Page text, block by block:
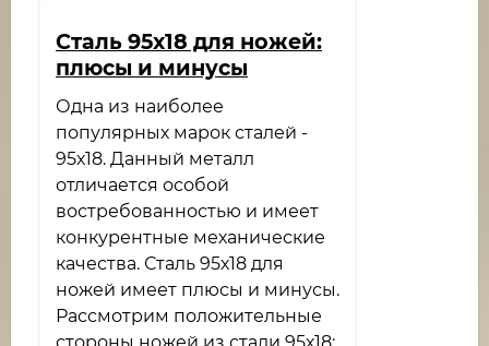
​Сталь 95х18 для ножей:
плюсы и минусы
Одна из наиболее
популярных марок сталей -
95х18. Данный металл
отличается особой
востребованностью и имеет
конкурентные механические
качества. Сталь 95х18 для
ножей имеет плюсы и минусы.
Рассмотрим положительные